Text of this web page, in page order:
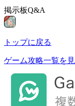
掲示板Q&A
トップに戻る
ゲーム攻略一覧を